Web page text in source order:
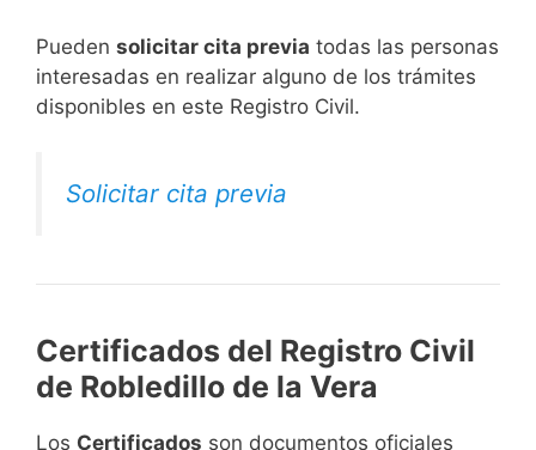
​Pueden solicitar cita previa todas las personas
interesadas en realizar alguno de los trámites
disponibles en este Registro Civil.​
Solicitar cita previa
Certificados del Registro Civil
de Robledillo de la Vera
Los Certificados son documentos oficiales